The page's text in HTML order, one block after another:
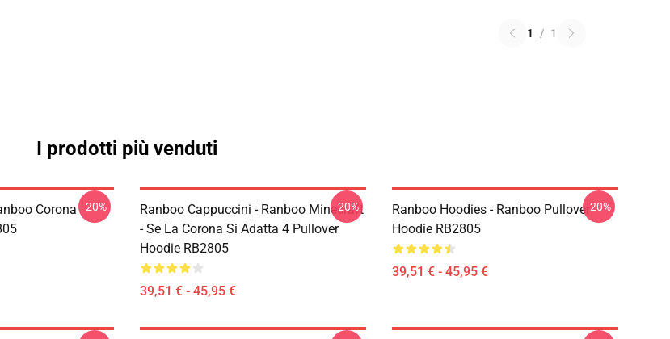
1 / 1
I prodotti più venduti
Corona -20%
Ranboo Cappuccini - Ranboo Minecraft
- Se La Corona Si Adatta 4 Pullover
Hoodie RB2805
39,51 € - 45,95 €
-20%
Ranboo Hoodies - Ranboo Pullover
Hoodie RB2805
39,51 € - 45,95 €
-20%